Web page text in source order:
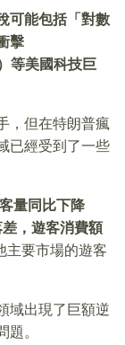
可能包括「對數
擊
等美國科技巨
，但在特朗普瘋
已經受到了一些
量同比下降
，遊客消費額
主要市場的遊客
域出現了巨額逆
題。